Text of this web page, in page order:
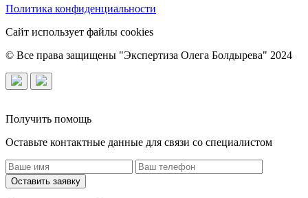
Политика конфиденциальности
Сайт использует файлы cookies
© Все права защищены "Экспертиза Олега Болдырева" 2024
Получить помощь
Оставьте контактные данные для связи со специалистом
Оставить заявку